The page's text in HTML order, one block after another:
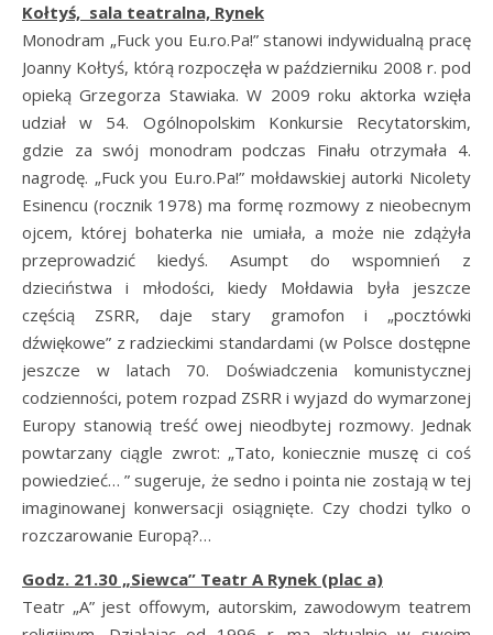
Kołtyś, sala teatralna, Rynek
Monodram „Fuck you Eu.ro.Pa!” stanowi indywidualną pracę
Joanny Kołtyś, którą rozpoczęła w październiku 2008 r. pod
opieką Grzegorza Stawiaka. W 2009 roku aktorka wzięła
udział w 54. Ogólnopolskim Konkursie Recytatorskim,
gdzie za swój monodram podczas Finału otrzymała 4.
nagrodę. „Fuck you Eu.ro.Pa!” mołdawskiej autorki Nicolety
Esinencu (rocznik 1978) ma formę rozmowy z nieobecnym
ojcem, której bohaterka nie umiała, a może nie zdążyła
przeprowadzić kiedyś. Asumpt do wspomnień z
dzieciństwa i młodości, kiedy Mołdawia była jeszcze
częścią ZSRR, daje stary gramofon i „pocztówki
dźwiękowe” z radzieckimi standardami (w Polsce dostępne
jeszcze w latach 70. Doświadczenia komunistycznej
codzienności, potem rozpad ZSRR i wyjazd do wymarzonej
Europy stanowią treść owej nieodbytej rozmowy. Jednak
powtarzany ciągle zwrot: „Tato, koniecznie muszę ci coś
powiedzieć… ” sugeruje, że sedno i pointa nie zostają w tej
imaginowanej konwersacji osiągnięte. Czy chodzi tylko o
rozczarowanie Europą?…
Godz. 21.30 „Siewca” Teatr A Rynek (plac a)
Teatr „A” jest offowym, autorskim, zawodowym teatrem